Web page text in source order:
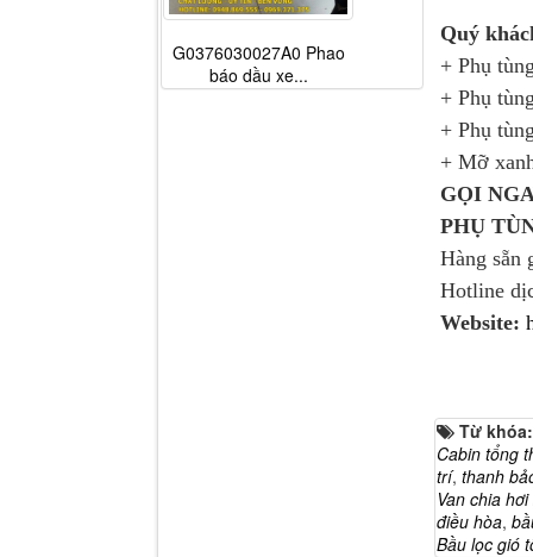
Quý
+ Phụ
+ Phụ
+ Phụ
+ Mỡ
GỌI
PHỤ
Hàng sẵn
Hotline
Website:
Từ khóa:
Cabin tổng
trí, thanh
Van chia
điều hòa,
Bầu lọc gió
G0376030027A0 Phao
báo dầu xe...